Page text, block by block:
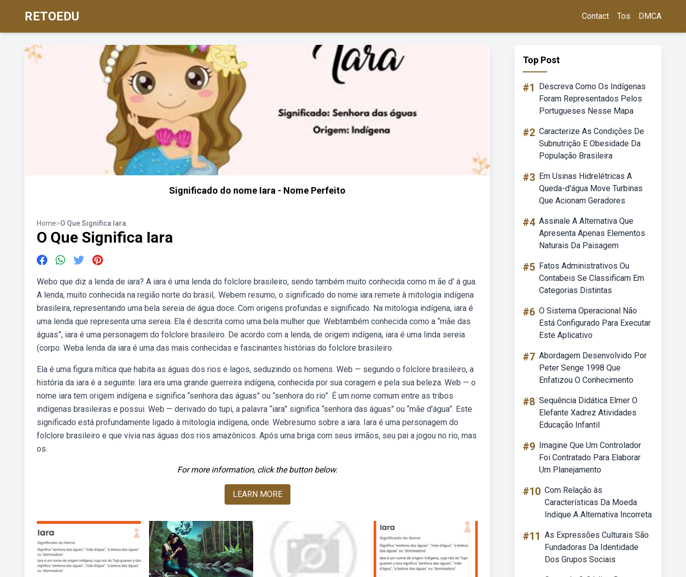
RETOEDU Contact Tos DMCA
Significado do nome Iara - Nome Perfeito
Home>O Que Significa Iara
O Que Significa Iara
Webo que diz a lenda de iara? A iara é uma lenda do folclore brasileiro, sendo também muito conhecida como m ãe d’ á gua.
A lenda, muito conhecida na região norte do brasil,. Webem resumo, o significado do nome iara remete à mitologia indígena
brasileira, representando uma bela sereia de água doce. Com origens profundas e significado. Na mitologia indígena, iara é
uma lenda que representa uma sereia. Ela é descrita como uma bela mulher que. Webtambém conhecida como a “mãe das
águas”, iara é uma personagem do folclore brasileiro. De acordo com a lenda, de origem indígena, iara é uma linda sereia
(corpo. Weba lenda da iara é uma das mais conhecidas e fascinantes histórias do folclore brasileiro.
Ela é uma figura mítica que habita as águas dos rios e lagos, seduzindo os homens. Web — segundo o folclore brasileiro, a
história da iara é a seguinte: Iara era uma grande guerreira indígena, conhecida por sua coragem e pela sua beleza. Web — o
nome iara tem origem indígena e significa “senhora das águas” ou “senhora do rio”. É um nome comum entre as tribos
indígenas brasileiras e possui. Web — derivado do tupi, a palavra “iara” significa “senhora das águas” ou “mãe d’água”. Este
significado está profundamente ligado à mitologia indígena, onde. Webresumo sobre a iara. Iara é uma personagem do
folclore brasileiro e que vivia nas águas dos rios amazônicos. Após uma briga com seus irmãos, seu pai a jogou no rio, mas
os.
For more information, click the button below.
LEARN MORE
Top Post
#1
Descreva Como Os Indígenas
Foram Representados Pelos
Portugueses Nesse Mapa
#2 Caracterize As Condições De
Subnutrição E Obesidade Da
População Brasileira
#3 Em Usinas Hidrelétricas A
Queda-d'água Move Turbinas
Que Acionam Geradores
#4 Assinale A Alternativa Que
Apresenta Apenas Elementos
Naturais Da Paisagem
#5 Fatos Administrativos Ou
Contabeis Se Classificam Em
Categorias Distintas
#6 O Sistema Operacional Não
Está Configurado Para Executar
Este Aplicativo
#7 Abordagem Desenvolvido Por
Peter Senge 1998 Que
Enfatizou O Conhecimento
#8 Sequência Didática Elmer O
Elefante Xadrez Atividades
Educação Infantil
#9 Imagine Que Um Controlador
Foi Contratado Para Elaborar
Um Planejamento
#10 Com Relação às
Características Da Moeda
Indique A Alternativa Incorreta
#11 As Expressões Culturais São
Fundadoras Da Identidade
Dos Grupos Sociais